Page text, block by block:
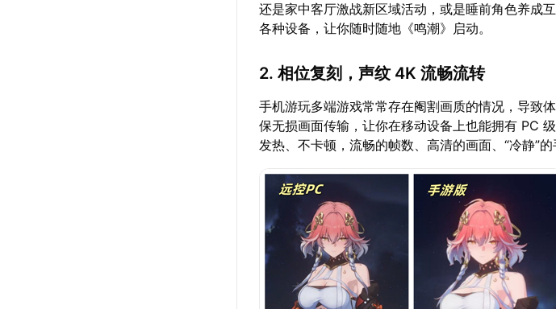
还是家中客厅激战新区域活动，或是睡前角色养成
各种设备，让你随时随地《鸣潮》启动。
2. 相位复刻，声纹 4K 流畅流转
手机游玩多端游戏常常存在阉割画质的情况，导致
保无损画面传输，让你在移动设备上也能拥有 PC
发热、不卡顿，流畅的帧数、高清的画面、“冷静”